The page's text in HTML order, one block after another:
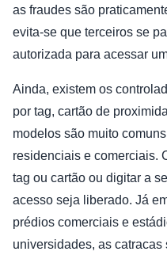
as fraudes são
evita-se que terceiros se
autorizada para acessar
Ainda, existem os
por tag, cartão de
modelos são muito
residenciais e comerciais.
tag ou cartão ou digitar a
acesso seja liberado. Já
prédios comerciais e
universidades, as